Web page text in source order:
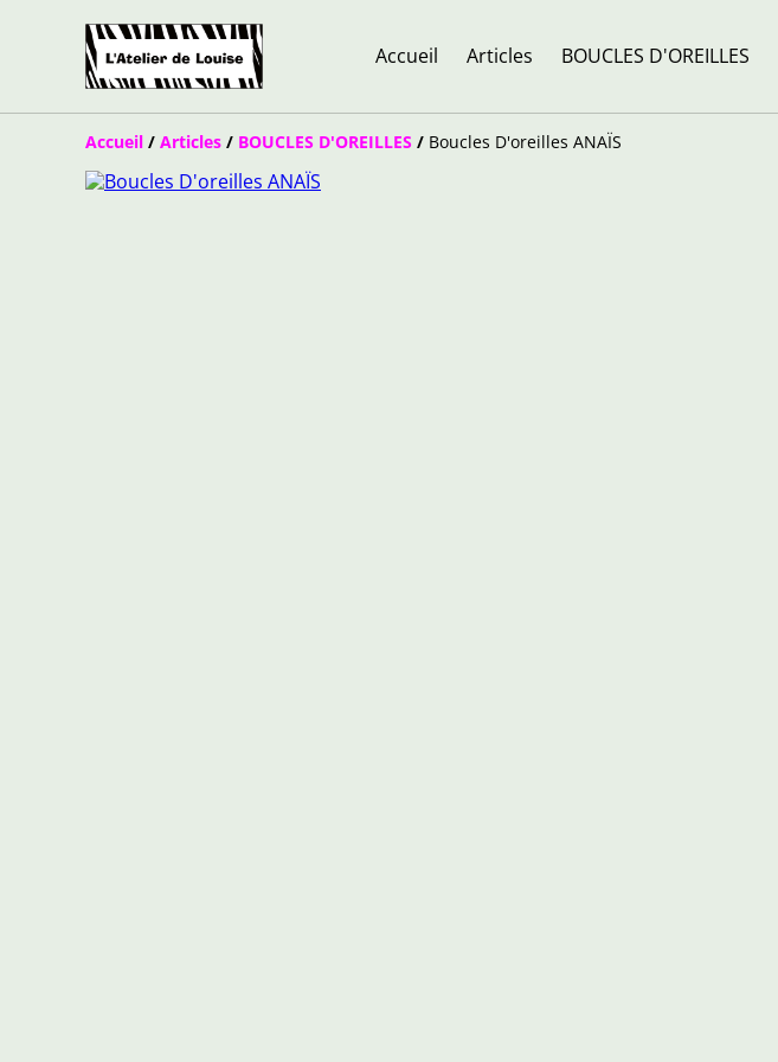
Accueil Articles BOUCLES D'OREILLES
Accueil / Articles / BOUCLES D'OREILLES / Boucles D'oreilles ANAÏS